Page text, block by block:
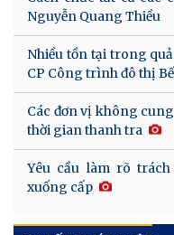
Nguyễn Quang Thiều
Nhiều tồn tại trong
CP Công trình đô thị
Các đơn vị không
thời gian thanh tra
Yêu cầu làm rõ
xuống cấp